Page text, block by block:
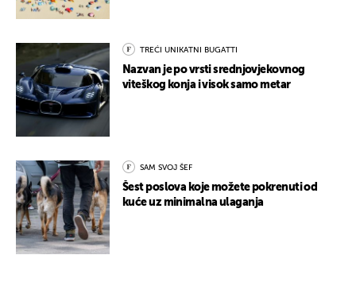
TREĆI UNIKATNI BUGATTI
Nazvan je po vrsti srednjovjekovnog
viteškog konja i visok samo metar
SAM SVOJ ŠEF
Šest poslova koje možete pokrenuti od
kuće uz minimalna ulaganja